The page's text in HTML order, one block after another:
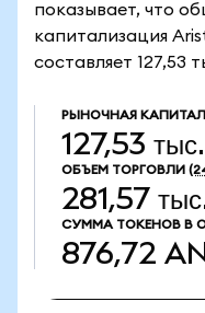
показывает, что
капитализация
составляет 127,53
РЫНОЧНАЯ
127,53
ОБЪЕМ ТОРГОВЛИ
281,57
СУММА ТОКЕНОВ В
876,72